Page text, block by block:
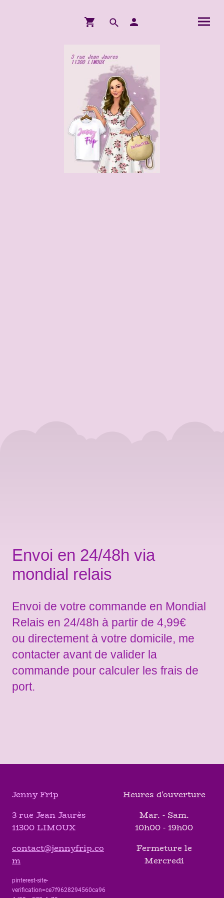
Envoi en 24/48h via
mondial relais
Envoi de votre commande en Mondial
Relais en 24/48h à partir de 4,99€
ou directement à votre domicile, me
contacter avant de valider la
commande pour calculer les frais de
port.
Jenny Frip
3 rue Jean Jaurès
11300 LIMOUX
contact@jennyfrip.co
m
pinterest-site-
verification=ce7f9628294560ca96
Heures d'ouverture
Mar. - Sam.
10h00 - 19h00
Fermeture le
Mercredi